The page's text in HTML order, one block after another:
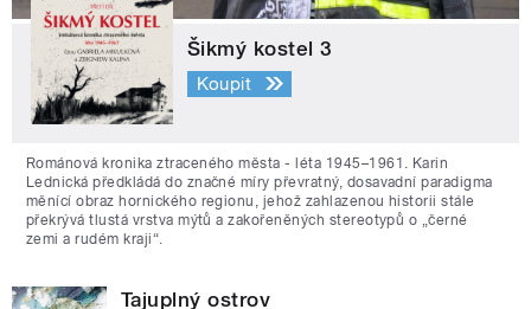
Šikmý kostel 3
Koupit
Románová kronika ztraceného města - léta 1945–1961. Karin
Lednická předkládá do značné míry převratný, dosavadní paradigma
měnící obraz hornického regionu, jehož zahlazenou historii stále
překrývá tlustá vrstva mýtů a zakořeněných stereotypů o „černé
zemi a rudém kraji“.
Tajuplný ostrov